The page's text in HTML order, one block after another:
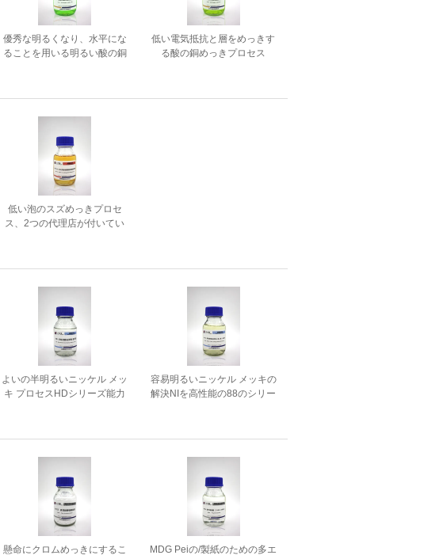
優秀な明るくなり、水平にな
ることを用いる明るい酸の銅
低い電気抵抗と層をめっきす
る酸の銅めっきプロセス
低い泡のスズめっきプロセ
ス、2つの代理店が付いてい
よいの半明るいニッケル メッ
キ プロセスHDシリーズ能力
容易明るいニッケル メッキの
解決NIを高性能の88のシリー
懸命にクロムめっきにするこ
MDG Peiの/製紙のための多エ